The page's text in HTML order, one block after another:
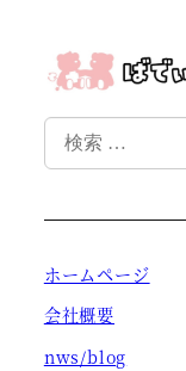
検
索
ホームページ
会社概要
nws/blog